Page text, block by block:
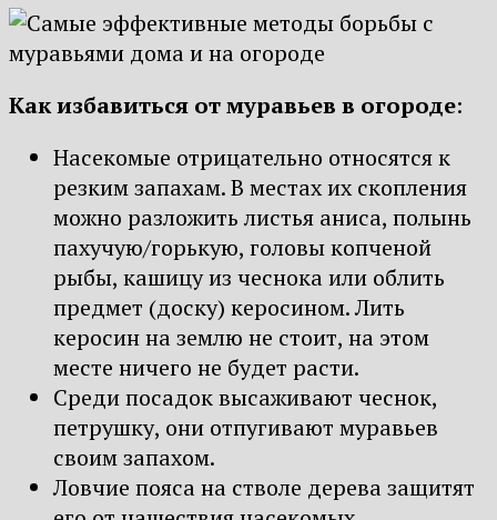
Как избавиться от муравьев в огороде:
Насекомые отрицательно относятся к
резким запахам. В местах их скопления
можно разложить листья аниса, полынь
пахучую/горькую, головы копченой
рыбы, кашицу из чеснока или облить
предмет (доску) керосином. Лить
керосин на землю не стоит, на этом
месте ничего не будет расти.
Среди посадок высаживают чеснок,
петрушку, они отпугивают муравьев
своим запахом.
Ловчие пояса на стволе дерева защитят